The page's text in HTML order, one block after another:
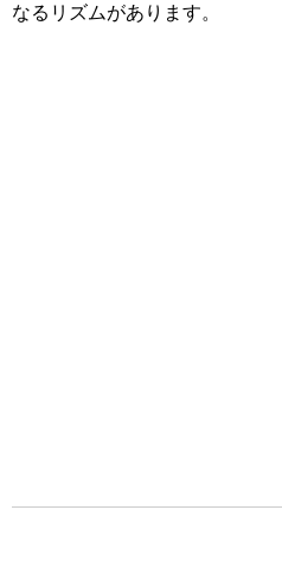
なるリズムがあります。